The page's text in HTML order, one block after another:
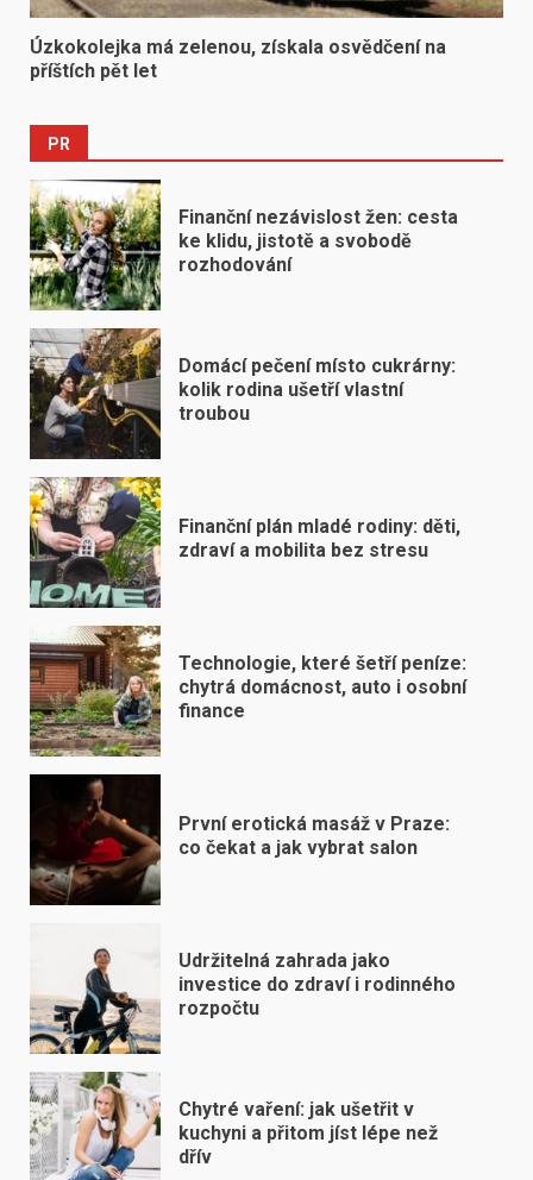
Úzkokolejka má zelenou, získala osvědčení na
příštích pět let
PR
Finanční nezávislost žen: cesta
ke klidu, jistotě a svobodě
rozhodování
Domácí pečení místo cukrárny:
kolik rodina ušetří vlastní
troubou
Finanční plán mladé rodiny: děti,
zdraví a mobilita bez stresu
Technologie, které šetří peníze:
chytrá domácnost, auto i osobní
finance
První erotická masáž v Praze:
co čekat a jak vybrat salon
Udržitelná zahrada jako
investice do zdraví i rodinného
rozpočtu
Chytré vaření: jak ušetřit v
kuchyni a přitom jíst lépe než
dřív